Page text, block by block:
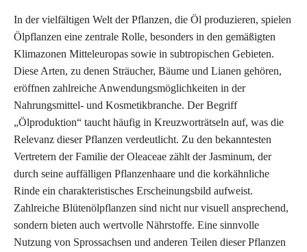
In der vielfältigen Welt der Pflanzen, die Öl produzieren, spielen
Ölpflanzen eine zentrale Rolle, besonders in den gemäßigten
Klimazonen Mitteleuropas sowie in subtropischen Gebieten.
Diese Arten, zu denen Sträucher, Bäume und Lianen gehören,
eröffnen zahlreiche Anwendungsmöglichkeiten in der
Nahrungsmittel- und Kosmetikbranche. Der Begriff
„Ölproduktion“ taucht häufig in Kreuzworträtseln auf, was die
Relevanz dieser Pflanzen verdeutlicht. Zu den bekanntesten
Vertretern der Familie der Oleaceae zählt der Jasminum, der
durch seine auffälligen Pflanzenhaare und die korkähnliche
Rinde ein charakteristisches Erscheinungsbild aufweist.
Zahlreiche Blütenölpflanzen sind nicht nur visuell ansprechend,
sondern bieten auch wertvolle Nährstoffe. Eine sinnvolle
Nutzung von Sprossachsen und anderen Teilen dieser Pflanzen